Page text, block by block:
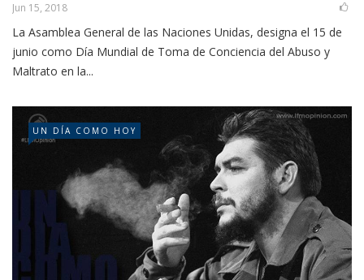
Jun 15, 2018
La Asamblea General de las Naciones Unidas, designa el 15 de
junio como Día Mundial de Toma de Conciencia del Abuso y
Maltrato en la...
UN DÍA COMO HOY